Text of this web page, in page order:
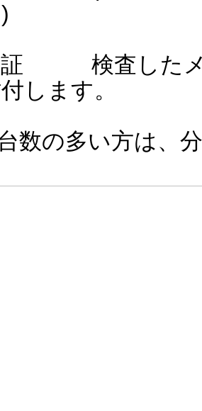
証 検査したメ
します。
の多い方は、分